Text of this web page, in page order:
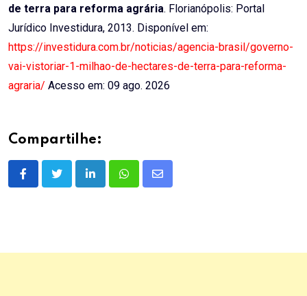
de terra para reforma agrária. Florianópolis: Portal
Jurídico Investidura, 2013. Disponível em:
https://investidura.com.br/noticias/agencia-brasil/governo-
vai-vistoriar-1-milhao-de-hectares-de-terra-para-reforma-
agraria/ Acesso em: 09 ago. 2026
Compartilhe:
LinkedInWhatsappShare